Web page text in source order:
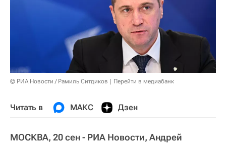
© РИА Новости / Рамиль Ситдиков Перейти в медиабанк
Читать в МАКС Дзен
МОСКВА, 20 сен - РИА Новости, Андрей